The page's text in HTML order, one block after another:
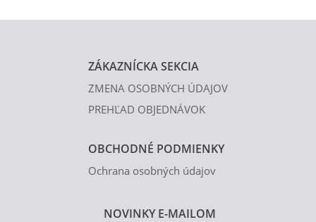
ZÁKAZNÍCKA SEKCIA
ZMENA OSOBNÝCH ÚDAJOV
PREHĽAD OBJEDNÁVOK
OBCHODNÉ PODMIENKY
Ochrana osobných údajov
NOVINKY E-MAILOM